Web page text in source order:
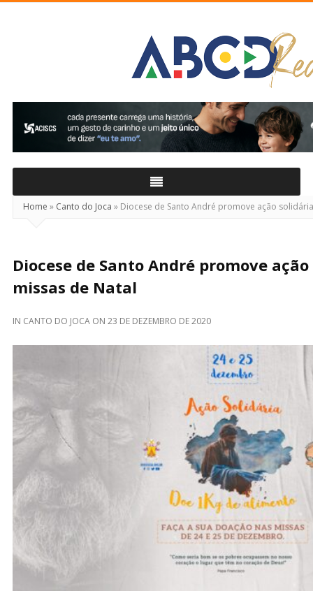
Home » Canto do Joca » Diocese de Santo André promove ação
Diocese de Santo André promove
missas de Natal
IN CANTO DO JOCA ON 23 DE DEZEMBRO DE 2020